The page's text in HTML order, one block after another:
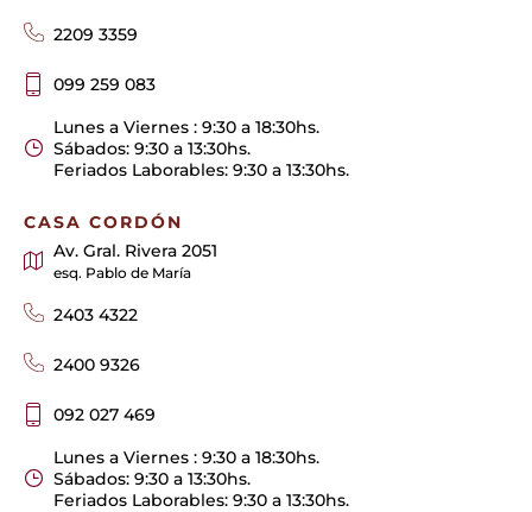
2209 3359
099 259 083
Lunes a Viernes : 9:30 a 18:30hs.
Sábados: 9:30 a 13:30hs.
Feriados Laborables: 9:30 a 13:30hs.
CASA CORDÓN
Av. Gral. Rivera 2051
esq. Pablo de María
2403 4322
2400 9326
092 027 469
Lunes a Viernes : 9:30 a 18:30hs.
Sábados: 9:30 a 13:30hs.
Feriados Laborables: 9:30 a 13:30hs.